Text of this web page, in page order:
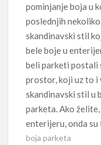
pominjanje boja u
poslednjih
skandinavski stil
bele boje u
beli parketi postali
prostor, koji uz to i
skandinavski stil u
parketa. Ako
enterijeru, onda su
boja parketa